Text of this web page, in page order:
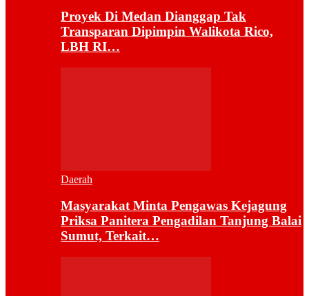
Proyek Di Medan Dianggap Tak
Transparan Dipimpin Walikota Rico,
LBH RI…
Daerah
Masyarakat Minta Pengawas Kejagung
Priksa Panitera Pengadilan Tanjung Balai
Sumut, Terkait…